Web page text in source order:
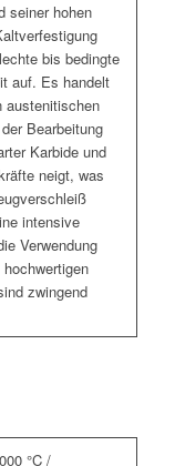
seiner hohen
bis bedingte
auf. Es handelt
austenitischen
Bearbeitung
Karbide und
neigt, was
intensive
Verwendung
zwingend
°C /